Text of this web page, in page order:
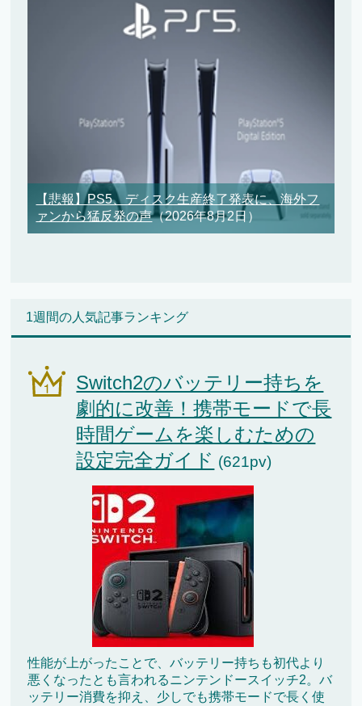
【悲報】PS5、ディスク生産終了発表に、海外フ
ァンから猛反発の声（2026年8月2日）
1週間の人気記事ランキング
Switch2のバッテリー持ちを
劇的に改善！携帯モードで長
時間ゲームを楽しむための
設定完全ガイド (621pv)
性能が上がったことで、バッテリー持ちも初代より
悪くなったとも言われるニンテンドースイッチ2。バ
ッテリー消費を抑え、少しでも携帯モードで長く使